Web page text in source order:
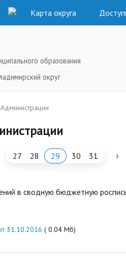
Карта округа
образования
округ
27 28 29 30 31 ›
в сводную бюджетную
31.10.2016 ( 0.04 Мб)